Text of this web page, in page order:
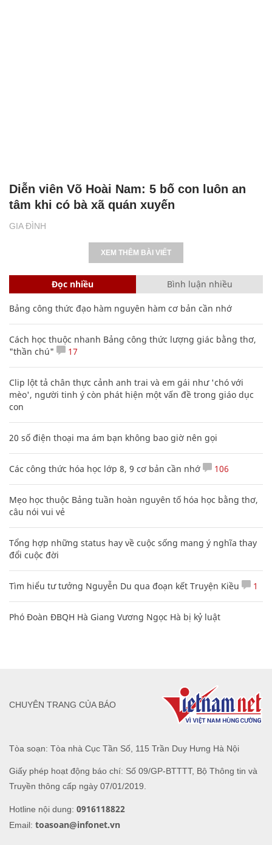
GIA ĐÌNH
Diễn viên Võ Hoài Nam: 5 bố con luôn an
tâm khi có bà xã quán xuyến
XEM THÊM BÀI VIẾT
Đọc nhiều Bình luận nhiều
Bảng công thức đạo hàm nguyên hàm cơ bản cần nhớ
Cách học thuộc nhanh Bảng công thức lượng giác bằng thơ,
"thần chú"
17
Clip lột tả chân thực cảnh anh trai và em gái như 'chó với
mèo', người tinh ý còn phát hiện một vấn đề trong giáo dục
con
20 số điện thoại ma ám bạn không bao giờ nên gọi
Các công thức hóa học lớp 8, 9 cơ bản cần nhớ 106
Mẹo học thuộc Bảng tuần hoàn nguyên tố hóa học bằng thơ,
câu nói vui vẻ
Tổng hợp những status hay về cuộc sống mang ý nghĩa thay
đổi cuộc đời
Tìm hiểu tư tưởng Nguyễn Du qua đoạn kết Truyện Kiều 1
Phó Đoàn ĐBQH Hà Giang Vương Ngọc Hà bị kỷ luật
Tòa soạn: Tòa nhà Cục Tần Số, 115 Trần Duy Hưng Hà Nội
Giấy phép hoạt động báo chí: Số 09/GP-BTTTT, Bộ Thông tin và
Truyền thông cấp ngày 07/01/2019.
Hotline nội dung: 0916118822
Email: toasoan@infonet.vn
CHUYÊN TRANG CỦA BÁO